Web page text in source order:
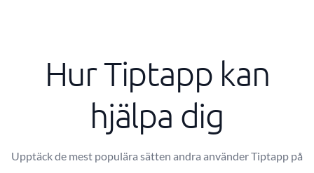
Hur Tiptapp kan
hjälpa dig
Upptäck de mest populära sätten andra använder Tiptapp på